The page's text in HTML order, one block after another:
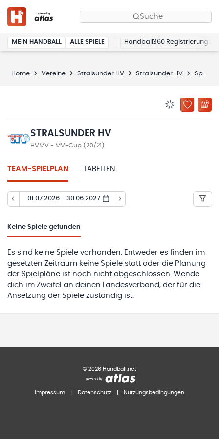
Suche
MEIN HANDBALL ALLE SPIELE Handball360 Registrierung
Home Vereine Stralsunder HV Stralsunder HV Spielplan
ZU
STRALSUNDER HV
HVMV - MV-Cup (20/21)
TEAM-SPIELPLAN TABELLEN
01.07.2026 - 30.06.2027
Keine Spiele gefunden
Es sind keine Spiele vorhanden. Entweder es finden im
gesetzten Zeitraum keine Spiele statt oder die Planung
der Spielpläne ist noch nicht abgeschlossen. Wende
dich im Zweifel an deinen Landesverband, der für die
Ansetzung der Spiele zuständig ist.
© 2026 Handball.net
Impressum Datenschutz Nutzungsbedingungen